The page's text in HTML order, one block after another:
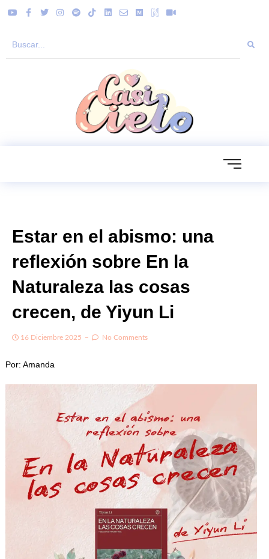
Estar en el abismo: una
reflexión sobre En la
Naturaleza las cosas
crecen, de Yiyun Li
16 Diciembre 2025 No Comments
Por: Amanda